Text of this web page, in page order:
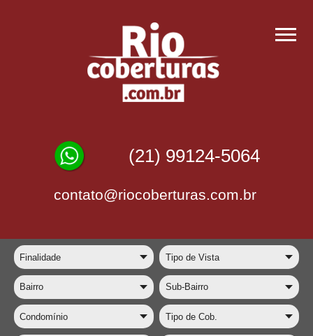
(21) 99124-5064
contato@riocoberturas.com.br